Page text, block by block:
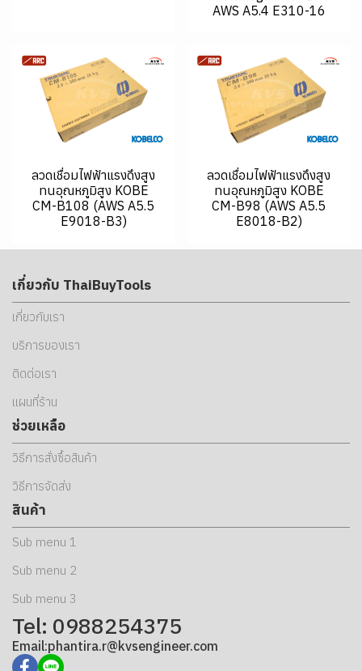
AWS A5.4 E310-16
ลวดเชื่อมไฟฟ้าแรงดึงสูง
ทนอุณหภูมิสูง KOBE
CM-B108 (AWS A5.5
E9018-B3)
ลวดเชื่อมไฟฟ้าแรงดึงสูง
ทนอุณหภูมิสูง KOBE
CM-B98 (AWS A5.5
E8018-B2)
เกี่ยวกับ ThaiBuyTools
เกี่ยวกับเรา
บริการของเรา
ติดต่อเรา
แผนที่ร้าน
ช่วยเหลือ
วิธีการสั่งซื้อสินค้า
วิธีการจัดส่ง
สินค้า
Sub menu 1
Sub menu 2
Sub menu 3
Tel: 0988254375
Email:phantira.r@kvsengineer.com